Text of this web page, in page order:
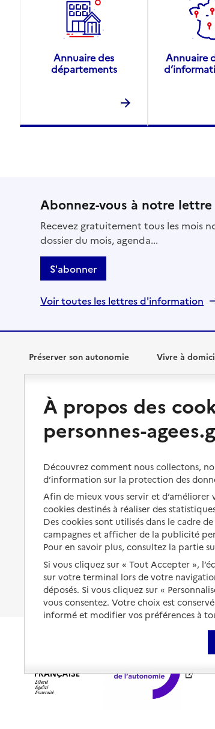
Annuaire des
départements
Annuaire
Abonnez-vous à notre
Recevez gratuitement tous les mois
dossier du mois, agenda...
S'abonner
Voir toutes les lettres d'information
Préserver son autonomie
et droits
s'équiper
santé
Organiser à l'avance sa propre
protection
Les mesures de protection
Les obligations de la famille
À qui s’adresser ?
Les politiques du grand âge
Vivre à
Bénéficier de
Aides
Partager son
Vivre à
maladie ou un
Être hospitalisé
Fin de vie à
À propos des
personnes-
Découvrez comment nous collectons,
d’information sur la protection des
Afin de mieux vous servir et
cookies destinés à réaliser des
Des cookies sont utilisés dans le cadre
campagnes et afficher de la publicité
Pour en savoir plus, consultez la partie
Si vous cliquez sur « Tout Accepter »,
sur votre terminal lors de votre
déposés. Si vous cliquez sur «
vous consentez. Votre choix est
informé et modifier vos préférences à